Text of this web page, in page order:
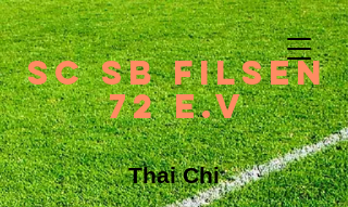
SC SB FilseN
72 e.V
Thai Chi